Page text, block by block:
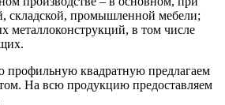
складской, промышленной мебели;
металлоконструкций, в том числе
профильную квадратную предлагаем
На всю продукцию предоставляем